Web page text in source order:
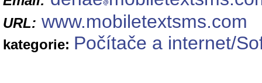
URL: www.mobiletextsms.com
kategorie: Počítače a internet/